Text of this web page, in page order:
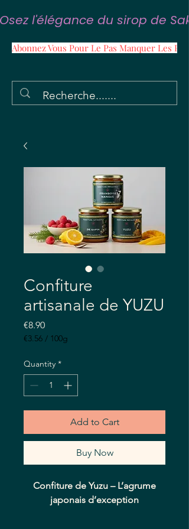
Osez l'élégance du sirop de
Abonnez Vous Pour Le Pas Manquer Les
Confiture
artisanale de YUZU
€8.90Price
€3.56 / 100g
per
100
Grams
Quantity *
Add to Cart
Buy Now
Confiture de Yuzu – L’agrume
japonais d’exception